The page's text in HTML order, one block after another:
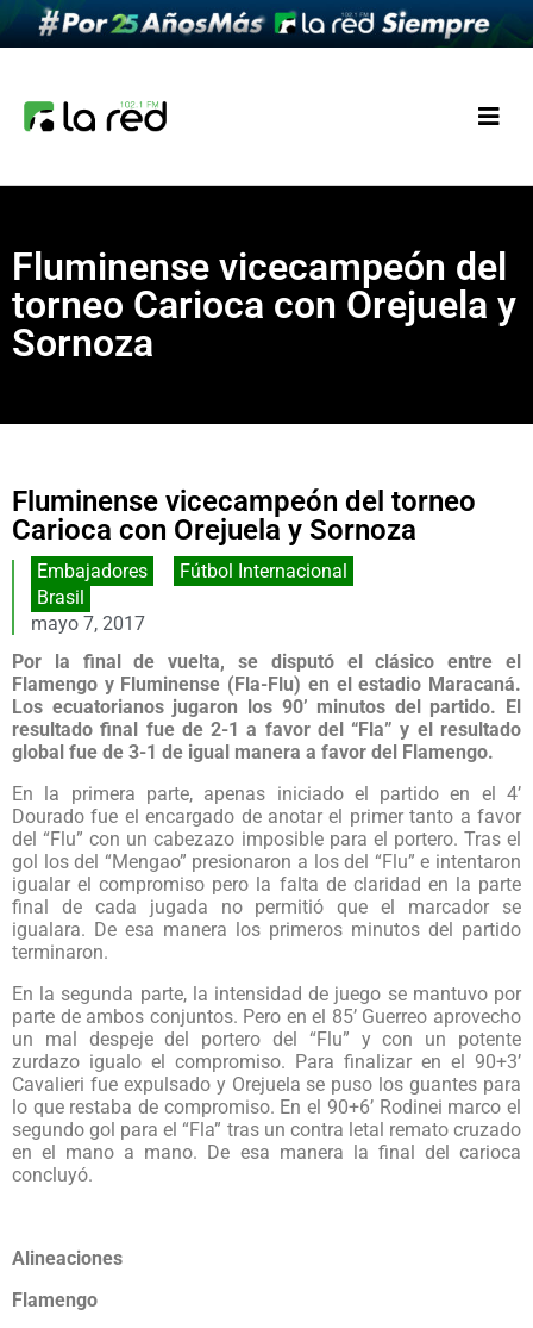
Fluminense vicecampeón del
torneo Carioca con Orejuela y
Sornoza
Fluminense vicecampeón del torneo
Carioca con Orejuela y Sornoza
Embajadores
Fútbol Internacional
Brasil
mayo 7, 2017
Por la final de vuelta, se disputó el clásico entre el
Flamengo y Fluminense (Fla-Flu) en el estadio Maracaná.
Los ecuatorianos jugaron los 90’ minutos del partido. El
resultado final fue de 2-1 a favor del “Fla” y el resultado
global fue de 3-1 de igual manera a favor del Flamengo.
En la primera parte, apenas iniciado el partido en el 4’
Dourado fue el encargado de anotar el primer tanto a favor
del “Flu” con un cabezazo imposible para el portero. Tras el
gol los del “Mengao” presionaron a los del “Flu” e intentaron
igualar el compromiso pero la falta de claridad en la parte
final de cada jugada no permitió que el marcador se
igualara. De esa manera los primeros minutos del partido
terminaron.
En la segunda parte, la intensidad de juego se mantuvo por
parte de ambos conjuntos. Pero en el 85’ Guerreo aprovecho
un mal despeje del portero del “Flu” y con un potente
zurdazo igualo el compromiso. Para finalizar en el 90+3’
Cavalieri fue expulsado y Orejuela se puso los guantes para
lo que restaba de compromiso. En el 90+6’ Rodinei marco el
segundo gol para el “Fla” tras un contra letal remato cruzado
en el mano a mano. De esa manera la final del carioca
concluyó.
Alineaciones
Flamengo